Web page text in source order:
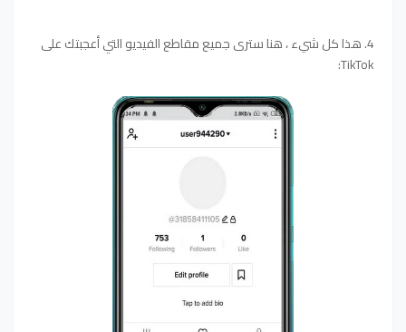
4. هذا كل شيء ، هنا سترى جميع مقاطع الفيديو التي أعجبتك على
TikTok: